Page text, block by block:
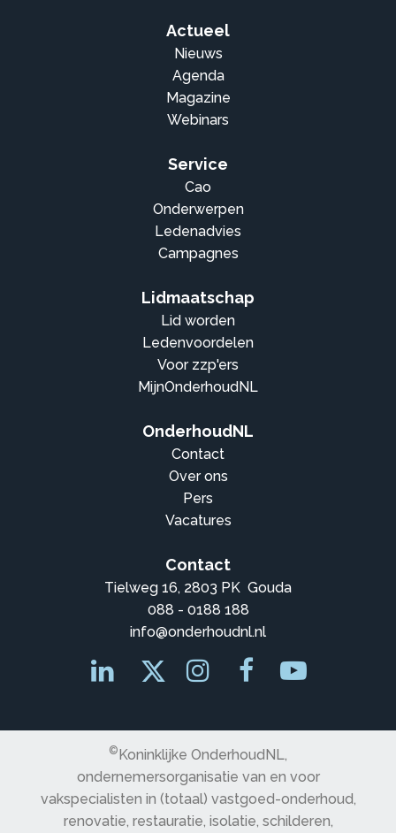
Actueel
Nieuws
Agenda
Magazine
Webinars
Service
Cao
Onderwerpen
Ledenadvies
Campagnes
Lidmaatschap
Lid worden
Ledenvoordelen
Voor zzp'ers
MijnOnderhoudNL
OnderhoudNL
Contact
Over ons
Pers
Vacatures
Contact
Tielweg 16, 2803 PK Gouda
088 - 0188 188
info@onderhoudnl.nl
©Koninklijke OnderhoudNL,
ondernemersorganisatie van en voor
vakspecialisten in (totaal) vastgoed-onderhoud,
renovatie, restauratie, isolatie, schilderen,